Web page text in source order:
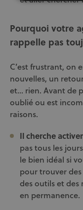
Pourquoi votre
rappelle pas
C’est frustrant, on
nouvelles, un
et… rien. Avant de
oublié ou est
raisons.
Il cherche
pas tous les
le bien idéal si
pour trouver des
des outils et
en permanence.